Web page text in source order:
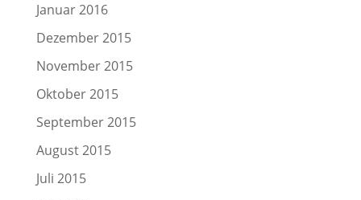
Januar 2016
Dezember 2015
November 2015
Oktober 2015
September 2015
August 2015
Juli 2015